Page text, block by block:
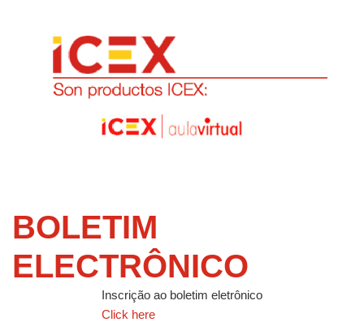
BOLETIM
ELECTRÔNICO
Inscrição ao boletim eletrônico
Click here